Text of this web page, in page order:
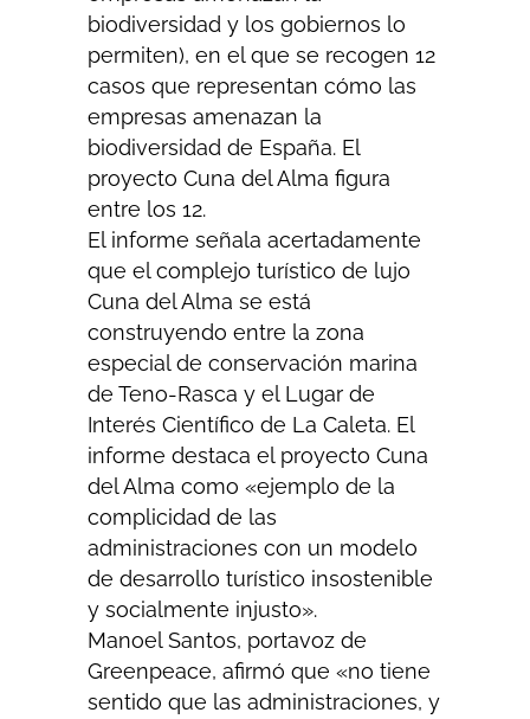
biodiversidad y los gobiernos lo
permiten), en el que se recogen 12
casos que representan cómo las
empresas amenazan la
biodiversidad de España. El
proyecto Cuna del Alma figura
entre los 12.
El informe señala acertadamente
que el complejo turístico de lujo
Cuna del Alma se está
construyendo entre la zona
especial de conservación marina
de Teno-Rasca y el Lugar de
Interés Científico de La Caleta. El
informe destaca el proyecto Cuna
del Alma como «ejemplo de la
complicidad de las
administraciones con un modelo
de desarrollo turístico insostenible
y socialmente injusto».
Manoel Santos, portavoz de
Greenpeace, afirmó que «no tiene
sentido que las administraciones, y